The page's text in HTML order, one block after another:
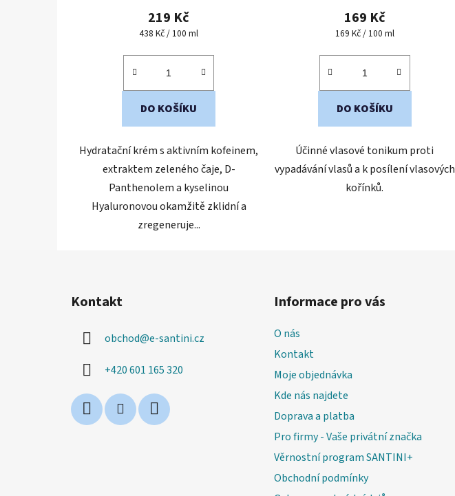
produktu
je
z
hvězdiček.
219 Kč
Měrná
438 Kč / 100 ml
DO KOŠÍKU
Hydratační krém s aktivním kofeinem,
extraktem zeleného čaje, D-
Panthenolem a kyselinou
Hyaluronovou okamžitě zklidní a
zregeneruje...
169 Kč
Měrná
169 Kč / 100 ml
DO KOŠÍKU
Účinné vlasové tonikum proti
vypadávání vlasů a k posílení vlasových
kořínků.
Kontakt
obchod@e-santini.cz
+420 601 165 320
Informace pro vás
O nás
Kontakt
Moje objednávka
Kde nás najdete
Doprava a platba
Pro firmy - Vaše privátní značka
Věrnostní program SANTINI+
Obchodní podmínky